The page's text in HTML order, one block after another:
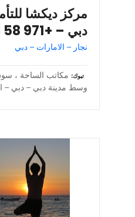
مركز ديكشا
دبي – +971 58 573 1440
نجار – الامارات – دبي
تبوك
وسط مدينة دبي – دبي –